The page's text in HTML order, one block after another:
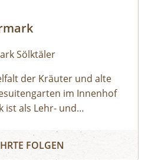
Sölktäler
der Kräuter und alte
im Innenhof
ist als Lehr- und
und Gewürzkräuter
Vergessenheit geratene
der Kräuter
FOLGEN